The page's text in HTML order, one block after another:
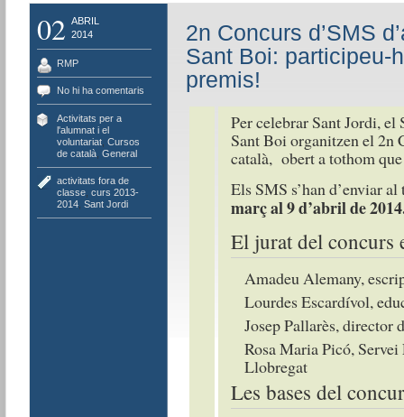
02 ABRIL
2014
RMP
No hi ha comentaris
Activitats per a
l'alumnat i el
voluntariat, Cursos
de català, General
activitats fora de
classe, curs 2013-
2014, Sant Jordi
2n Concurs d’SMS
Sant Boi: participeu-
premis!
Per celebrar Sant Jordi,
Sant Boi organitzen el 2n
català, obert a tothom
Els SMS s’han d’enviar
març al 9 d’abril de
El jurat del concurs
Amadeu Alemany,
Lourdes Escardívol,
Josep Pallarès, director
Rosa Maria Picó,
Llobregat
Les bases del